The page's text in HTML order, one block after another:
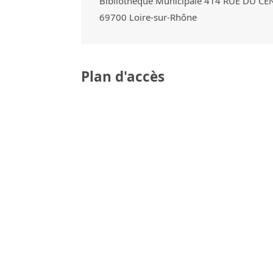
69700 Loire-sur-Rhône
Plan d'accès